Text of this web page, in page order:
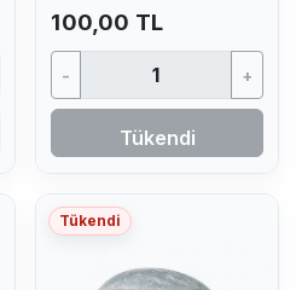
100,00 TL
- +
Tükendi
Tükendi